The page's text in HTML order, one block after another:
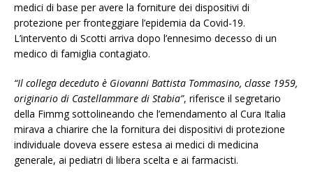
medici di base per avere la forniture dei dispositivi di
protezione per fronteggiare l’epidemia da Covid-19.
L’intervento di Scotti arriva dopo l’ennesimo decesso di un
medico di famiglia contagiato.
“Il collega deceduto è Giovanni Battista Tommasino, classe 1959,
originario di Castellammare di Stabia”, riferisce il segretario
della Fimmg sottolineando che l’emendamento al Cura Italia
mirava a chiarire che la fornitura dei dispositivi di protezione
individuale doveva essere estesa ai medici di medicina
generale, ai pediatri di libera scelta e ai farmacisti.